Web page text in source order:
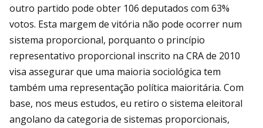
outro partido pode obter 106 deputados com 63%
votos. Esta margem de vitória não pode ocorrer num
sistema proporcional, porquanto o princípio
representativo proporcional inscrito na CRA de 2010
visa assegurar que uma maioria sociológica tem
também uma representação política maioritária. Com
base, nos meus estudos, eu retiro o sistema eleitoral
angolano da categoria de sistemas proporcionais,